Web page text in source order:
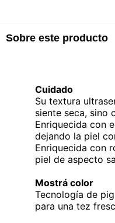
Sobre este producto
Cuidado
Su textura
siente seca, sino
Enriquecida con
dejando la piel
Enriquecida con
piel de aspecto
Mostrá color
Tecnología de
para una tez